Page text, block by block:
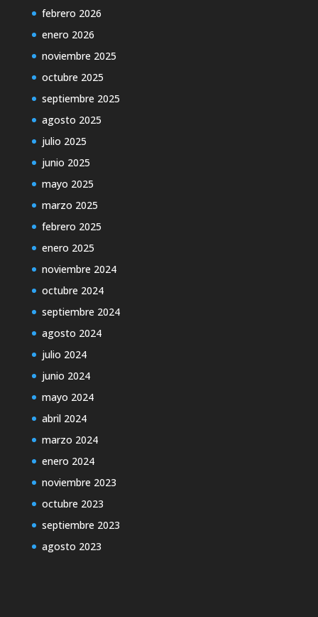
febrero 2026
enero 2026
noviembre 2025
octubre 2025
septiembre 2025
agosto 2025
julio 2025
junio 2025
mayo 2025
marzo 2025
febrero 2025
enero 2025
noviembre 2024
octubre 2024
septiembre 2024
agosto 2024
julio 2024
junio 2024
mayo 2024
abril 2024
marzo 2024
enero 2024
noviembre 2023
octubre 2023
septiembre 2023
agosto 2023